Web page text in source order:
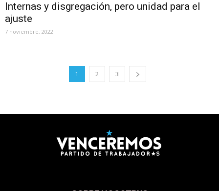
Internas y disgregación, pero unidad para el
ajuste
7 noviembre, 2022
1 2 3